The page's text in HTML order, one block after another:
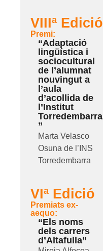
VIIIª Edició
Premi:
“Adaptació
lingüística i
sociocultural
de l’alumnat
nouvingut a
l’aula
d’acollida de
l’Institut
Torredembarra
”
Marta Velasco
Osuna de l’INS
Torredembarra
VIª Edició
Premiats ex-
aequo:
“Els noms
dels carrers
d’Altafulla”